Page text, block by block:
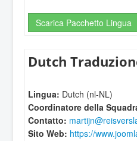
Scarica Pacchetto Lingua
Dutch
Lingua: Dutch (nl-NL)
Coordinatore della
Contatto:
Sito Web: https://